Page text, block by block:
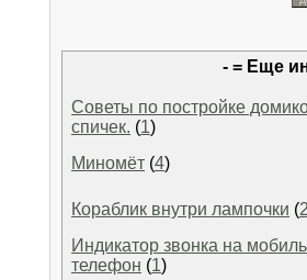
- = Еще
Советы по постройке
спичек. (1)
Миномёт (4)
Кораблик внутри лампочки (
Индикатор звонка на
телефон (1)